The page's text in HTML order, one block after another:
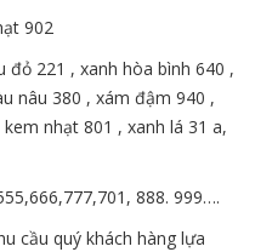
902
đỏ 221 , xanh hòa bình 640 ,
nâu 380 , xám đậm 940 ,
nhạt 801 , xanh lá 31 a,
888. 999….
cầu quý khách hàng lựa